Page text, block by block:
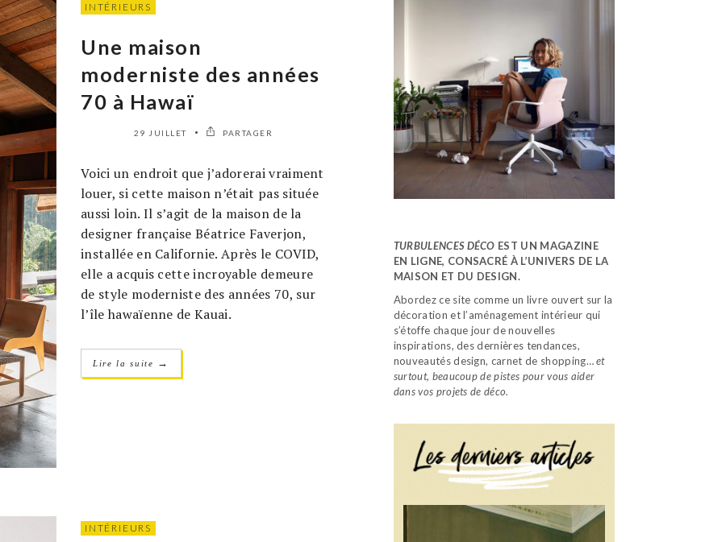
INTÉRIEURS
Une maison
moderniste des années
70 à Hawaï
29 JUILLET PARTAGER
Voici un endroit que j’adorerai vraiment
louer, si cette maison n’était pas située
aussi loin. Il s’agit de la maison de la
designer française Béatrice Faverjon,
installée en Californie. Après le COVID,
elle a acquis cette incroyable demeure
de style moderniste des années 70, sur
l’île hawaïenne de Kauai.
Lire la suite →
INTÉRIEURS
TURBULENCES DÉCO EST UN MAGAZINE
EN LIGNE, CONSACRÉ À L’UNIVERS DE LA
MAISON ET DU DESIGN.
Abordez ce site comme un livre ouvert sur la
décoration et l’aménagement intérieur qui
s’étoffe chaque jour de nouvelles
inspirations, des dernières tendances,
nouveautés design, carnet de shopping…et
surtout, beaucoup de pistes pour vous aider
dans vos projets de déco.